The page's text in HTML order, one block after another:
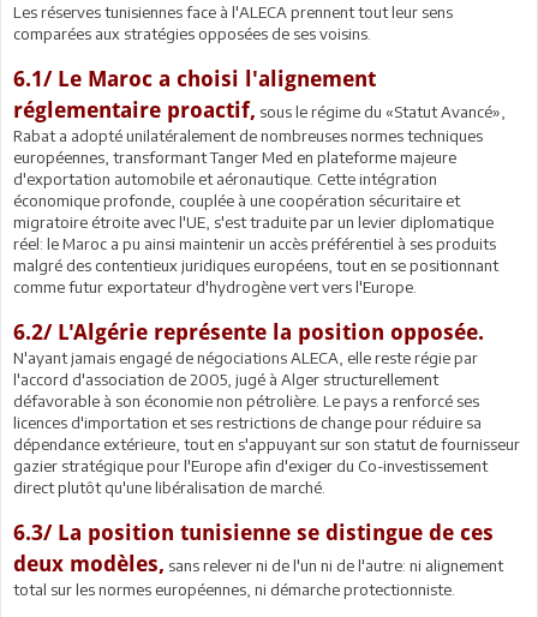
Les réserves tunisiennes face à l'ALECA prennent tout leur sens
comparées aux stratégies opposées de ses voisins.
6.1/ Le Maroc a choisi l'alignement
réglementaire proactif, sous le régime du «Statut Avancé»,
Rabat a adopté unilatéralement de nombreuses normes techniques
européennes, transformant Tanger Med en plateforme majeure
d'exportation automobile et aéronautique. Cette intégration
économique profonde, couplée à une coopération sécuritaire et
migratoire étroite avec l'UE, s'est traduite par un levier diplomatique
réel: le Maroc a pu ainsi maintenir un accès préférentiel à ses produits
malgré des contentieux juridiques européens, tout en se positionnant
comme futur exportateur d'hydrogène vert vers l'Europe.
6.2/ L'Algérie représente la position opposée.
N'ayant jamais engagé de négociations ALECA, elle reste régie par
l'accord d'association de 2005, jugé à Alger structurellement
défavorable à son économie non pétrolière. Le pays a renforcé ses
licences d'importation et ses restrictions de change pour réduire sa
dépendance extérieure, tout en s'appuyant sur son statut de fournisseur
gazier stratégique pour l'Europe afin d'exiger du Co-investissement
direct plutôt qu'une libéralisation de marché.
6.3/ La position tunisienne se distingue de ces
deux modèles, sans relever ni de l'un ni de l'autre: ni alignement
total sur les normes européennes, ni démarche protectionniste.